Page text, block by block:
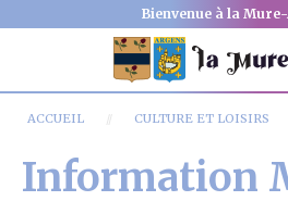
Bienvenue à la
ACCUEIL CULTURE ET LOISIRS
Information